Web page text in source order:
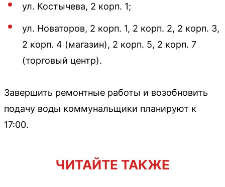
ул. Костычева, 2 корп. 1;
ул. Новаторов, 2 корп. 1, 2 корп. 2, 2 корп. 3,
2 корп. 4 (магазин), 2 корп. 5, 2 корп. 7
(торговый центр).
Завершить ремонтные работы и возобновить
подачу воды коммунальщики планируют к
17:00.
ЧИТАЙТЕ ТАКЖЕ